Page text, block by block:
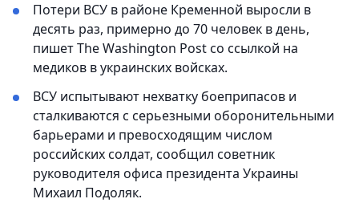
Потери ВСУ в районе Кременной выросли в
десять раз, примерно до 70 человек в день,
пишет The Washington Post со ссылкой на
медиков в украинских войсках.
ВСУ испытывают нехватку боеприпасов и
сталкиваются с серьезными оборонительными
барьерами и превосходящим числом
российских солдат, сообщил советник
руководителя офиса президента Украины
Михаил Подоляк.